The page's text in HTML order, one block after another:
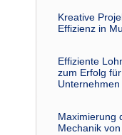
Kreative
Effizienz in
Effiziente
zum Erfolg
Unternehmen
Maximierung
Mechanik